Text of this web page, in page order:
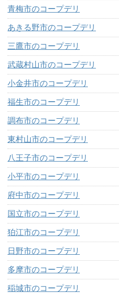
青梅市のコープデリ
あきる野市のコープデリ
三鷹市のコープデリ
武蔵村山市のコープデリ
小金井市のコープデリ
福生市のコープデリ
調布市のコープデリ
東村山市のコープデリ
八王子市のコープデリ
小平市のコープデリ
府中市のコープデリ
国立市のコープデリ
狛江市のコープデリ
日野市のコープデリ
多摩市のコープデリ
稲城市のコープデリ